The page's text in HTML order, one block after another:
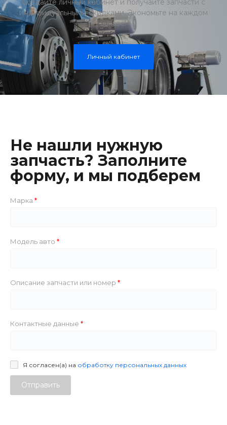
Создайте личный кабинет и получайте запчасти с
индивидуальными скидками. Экономьте на каждом
заказе!
Личный кабинет
Не нашли нужную
запчасть? Заполните
форму, и мы подберем
Марка
Модель авто
Описание запчасти или номер
Контактные данные
Я согласен(а) на обработку персональных данных
Отправить